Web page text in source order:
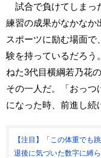
試合で負けてしまっ
練習の成果がなかなか
スポーツに励む場面
験を持っているだろう
ねた3代目横綱若乃花
その一人だ。「おっつ
になった時、前進し続
【注目】「この体重でも
退後に気づいた数字に縛